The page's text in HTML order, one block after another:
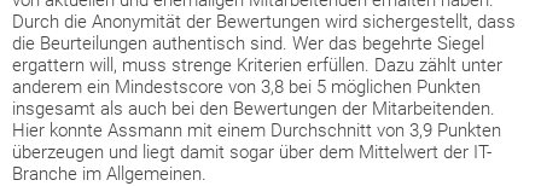
Durch die Anonymität der Bewertungen wird sichergestellt, dass
die Beurteilungen authentisch sind. Wer das begehrte Siegel
ergattern will, muss strenge Kriterien erfüllen. Dazu zählt unter
anderem ein Mindestscore von 3,8 bei 5 möglichen Punkten
insgesamt als auch bei den Bewertungen der Mitarbeitenden.
Hier konnte Assmann mit einem Durchschnitt von 3,9 Punkten
überzeugen und liegt damit sogar über dem Mittelwert der IT-
Branche im Allgemeinen.